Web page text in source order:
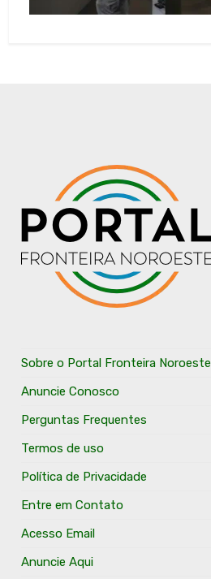
Sobre o Portal Fronteira Noroeste
Anuncie Conosco
Perguntas Frequentes
Termos de uso
Política de Privacidade
Entre em Contato
Acesso Email
Anuncie Aqui